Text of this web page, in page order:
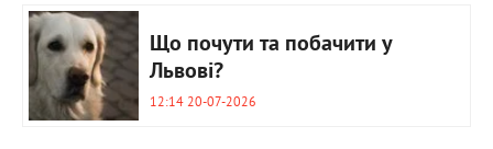
Що почути та побачити у
Львові?
12:14 20-07-2026